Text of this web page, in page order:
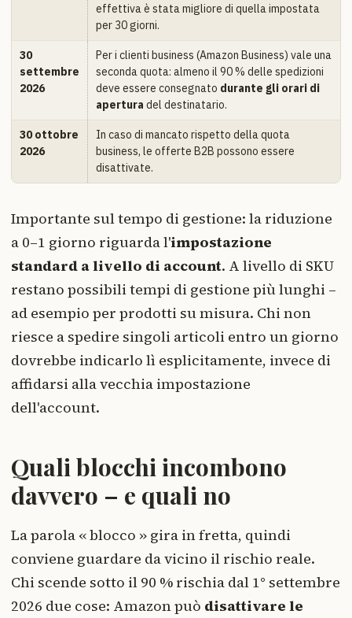
effettiva è stata migliore di quella impostata
per 30 giorni.
30
settembre
2026
Per i clienti business (Amazon Business) vale una
seconda quota: almeno il 90 % delle spedizioni
deve essere consegnato durante gli orari di
apertura del destinatario.
30 ottobre
2026
In caso di mancato rispetto della quota
business, le offerte B2B possono essere
disattivate.
Importante sul tempo di gestione: la riduzione
a 0–1 giorno riguarda l'impostazione
standard a livello di account. A livello di SKU
restano possibili tempi di gestione più lunghi –
ad esempio per prodotti su misura. Chi non
riesce a spedire singoli articoli entro un giorno
dovrebbe indicarlo lì esplicitamente, invece di
affidarsi alla vecchia impostazione
dell'account.
Quali blocchi incombono
davvero – e quali no
La parola « blocco » gira in fretta, quindi
conviene guardare da vicino il rischio reale.
Chi scende sotto il 90 % rischia dal 1° settembre
2026 due cose: Amazon può disattivare le